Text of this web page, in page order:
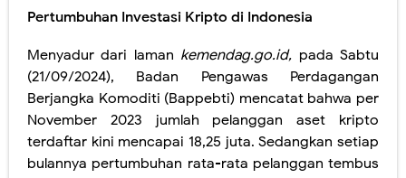
Pertumbuhan Investasi Kripto di Indonesia
Menyadur dari laman kemendag.go.id, pada Sabtu
(21/09/2024), Badan Pengawas Perdagangan
Berjangka Komoditi (Bappebti) mencatat bahwa per
November 2023 jumlah pelanggan aset kripto
terdaftar kini mencapai 18,25 juta. Sedangkan setiap
bulannya pertumbuhan rata-rata pelanggan tembus